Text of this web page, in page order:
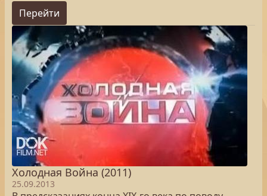
Перейти
Холодная Война (2011)
25.09.2013